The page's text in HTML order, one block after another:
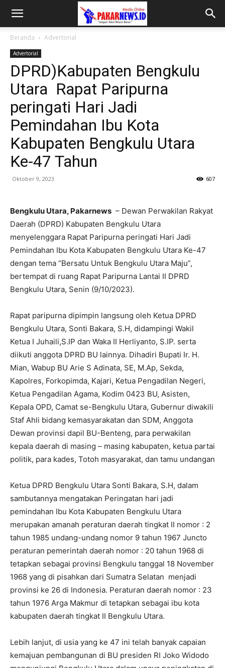
Beranda Advertorial
Advertorial
DPRD)Kabupaten Bengkulu
Utara Rapat Paripurna
peringati Hari Jadi
Pemindahan Ibu Kota
Kabupaten Bengkulu Utara
Ke-47 Tahun
Oktober 9, 2023 607
Bengkulu Utara, Pakarnews – Dewan Perwakilan Rakyat
Daerah (DPRD) Kabupaten Bengkulu Utara
menyelenggara Rapat Paripurna peringati Hari Jadi
Pemindahan Ibu Kota Kabupaten Bengkulu Utara Ke-47
dengan tema “Bersatu Untuk Bengkulu Utara Maju”,
bertempat di ruang Rapat Paripurna Lantai II DPRD
Bengkulu Utara, Senin (9/10/2023).
Rapat paripurna dipimpin langsung oleh Ketua DPRD
Bengkulu Utara, Sonti Bakara, S.H, didampingi Wakil
Ketua I Juhaili,S.IP dan Waka II Herliyanto, S.IP. serta
diikuti anggota DPRD BU lainnya. Dihadiri Bupati Ir. H.
Mian, Wabup BU Arie S Adinata, SE, M.Ap, Sekda,
Kapolres, Forkopimda, Kajari, Ketua Pengadilan Negeri,
Ketua Pengadilan Agama, Kodim 0423 BU, Asisten,
Kepala OPD, Camat se-Bengkulu Utara, Gubernur diwakili
Staf Ahli bidang kemasyarakatan dan SDM, Anggota
Dewan provinsi dapil BU-Benteng, para perwakilan
kepala daerah di masing – masing kabupaten, ketua partai
politik, para kades, Totoh masyarakat, dan tamu undangan
Ketua DPRD Bengkulu Utara Sonti Bakara, S.H, dalam
sambutannya mengatakan Peringatan hari jadi
pemindahan Ibu Kota Kabupaten Bengkulu Utara
merupakan amanah peraturan daerah tingkat II nomor : 2
tahun 1985 undang-undang nomor 9 tahun 1967 Juncto
peraturan pemerintah daerah nomor : 20 tahun 1968 di
tetapkan sebagai provinsi Bengkulu tanggal 18 November
1968 yang di pisahkan dari Sumatra Selatan menjadi
provinsi ke 26 di Indonesia. Peraturan daerah nomor : 23
tahun 1976 Arga Makmur di tetapkan sebagai ibu kota
kabupaten daerah tingkat II Bengkulu Utara.
Lebih lanjut, di usia yang ke 47 ini telah banyak capaian
kemajuan pembangunan di BU presiden RI Joko Widodo